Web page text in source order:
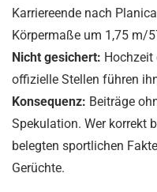
Karriereende nach
Körpermaße um 1,75 m/
Nicht gesichert:
offizielle Stellen führen
Konsequenz: Beiträge
Spekulation. Wer korrekt
belegten sportlichen
Gerüchte.